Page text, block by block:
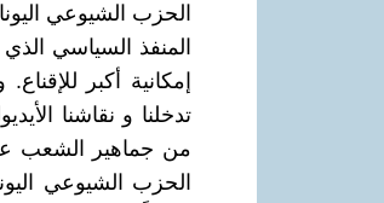
الحزب الشيوعي
المنفذ السياسي
إمكانية أكبر
تدخلنا و نقاشنا
من جماهير الشعب
الحزب الشيوعي